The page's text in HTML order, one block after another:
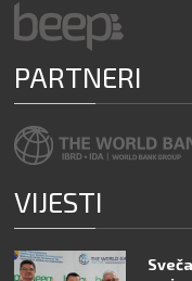
PARTNERI
VIJESTI